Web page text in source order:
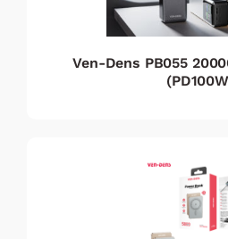
Ven-Dens PB055